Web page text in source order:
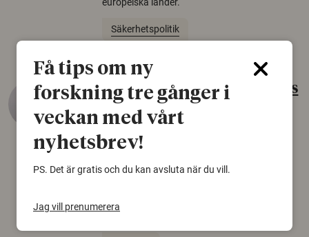
Säkerhetspolitik
Gammalt skinn var Sveriges
äldsta sko
björnfäll visar sig vara delar av en 2000 år
Få tips om ny
forskning tre gånger i
veckan med vårt
nyhetsbrev!
PS. Det är gratis och du kan avsluta när du vill.
Jag vill prenumerera